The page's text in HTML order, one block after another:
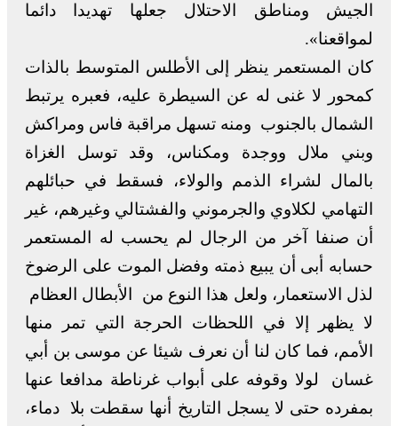
الجيش ومناطق الاحتلال جعلها تهديدا دائما
لمواقعنا».
كان المستعمر ينظر إلى الأطلس المتوسط بالذات
كمحور لا غنى له عن السيطرة عليه، فعبره يرتبط
الشمال بالجنوب ومنه تسهل مراقبة فاس ومراكش
وبني ملال ووجدة ومكناس، وقد توسل الغزاة
بالمال لشراء الذمم والولاء، فسقط في حبائلهم
التهامي لكلاوي والجرموني والفشتالي وغيرهم، غير
أن صنفا آخر من الرجال لم يحسب له المستعمر
حسابه أبى أن يبيع ذمته وفضل الموت على الرضوخ
لذل الاستعمار، ولعل هذا النوع من الأبطال العظام
لا يظهر إلا في اللحظات الحرجة التي تمر منها
الأمم، فما كان لنا أن نعرف شيئا عن موسى بن أبي
غسان لولا وقوفه على أبواب غرناطة مدافعا عنها
بمفرده حتى لا يسجل التاريخ أنها سقطت بلا دماء،